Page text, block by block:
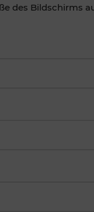
des Bildschirms